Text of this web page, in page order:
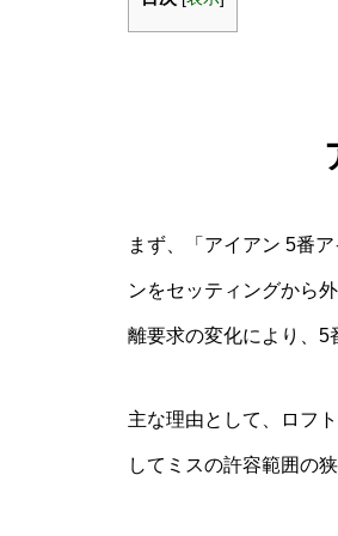
まず、「アイアン 5番
ンをセッティングから
離要求の変化により、5
主な理由として、ロフ
してミスの許容範囲の